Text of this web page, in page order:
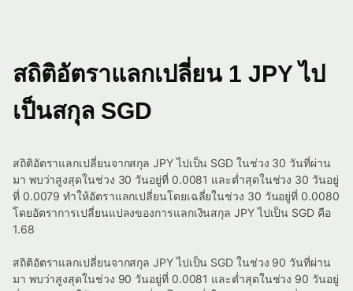
สถิติอัตราแลกเปลี่ยน 1 JPY ไป
เป็นสกุล SGD
สถิติอัตราแลกเปลี่ยนจากสกุล JPY ไปเป็น SGD ในช่วง 30 วันที่ผ่าน
มา พบว่าสูงสุดในช่วง 30 วันอยู่ที่ 0.0081 และต่ำสุดในช่วง 30 วันอยู่
ที่ 0.0079 ทำให้อัตราแลกเปลี่ยนโดยเฉลี่ยในช่วง 30 วันอยู่ที่ 0.0080
โดยอัตราการเปลี่ยนแปลงของการแลกเงินสกุล JPY ไปเป็น SGD คือ
1.68
สถิติอัตราแลกเปลี่ยนจากสกุล JPY ไปเป็น SGD ในช่วง 90 วันที่ผ่าน
มา พบว่าสูงสุดในช่วง 90 วันอยู่ที่ 0.0081 และต่ำสุดในช่วง 90 วันอยู่